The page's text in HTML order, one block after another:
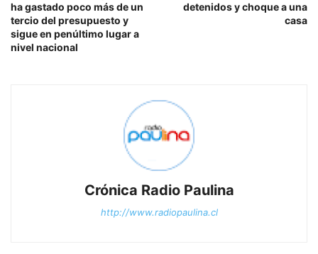
ha gastado poco más de un
tercio del presupuesto y
sigue en penúltimo lugar a
nivel nacional
detenidos y choque a una
casa
Crónica Radio Paulina
http://www.radiopaulina.cl